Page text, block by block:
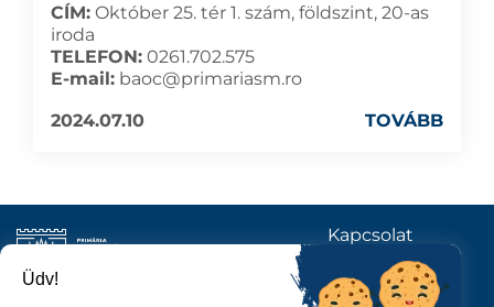
CÍM: Október 25. tér 1. szám, földszint, 20-as
iroda
TELEFON: 0261.702.575
E-mail: baoc@primariasm.ro
2024.07.10
TOVÁBB
Kapcsolat
KÖVESSENEK
Üdv!